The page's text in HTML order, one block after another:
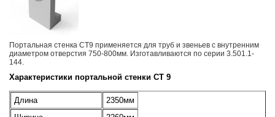
Портальная стенка СТ9 применяется для труб и звеньев с внутренним
диаметром отверстия 750-800мм. Изготавливаются по серии 3.501.1-
144.
Характеристики портальной стенки СТ 9
Длина
2350мм